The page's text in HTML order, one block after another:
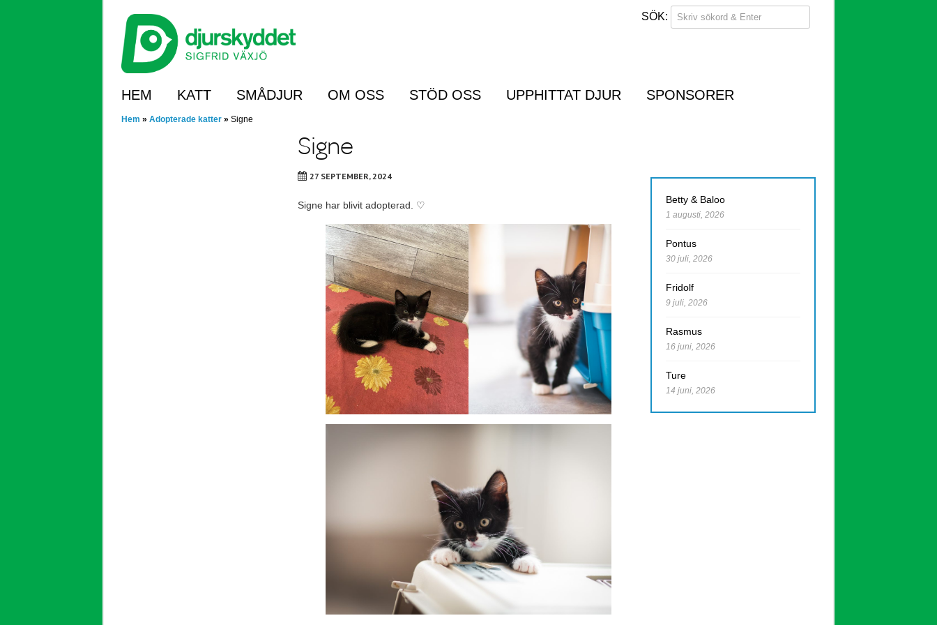
Menu
Skip to content
HEM KATT SMÅDJUR OM OSS STÖD OSS UPPHITTAT DJUR SPONSORER
Hem » Adopterade katter » Signe
Signe
27 SEPTEMBER, 2024
Signe har blivit adopterad. ♡ Betty & Baloo
1 augusti, 2026
Pontus
30 juli, 2026
Fridolf
9 juli, 2026
Rasmus
16 juni, 2026
Ture
14 juni, 2026